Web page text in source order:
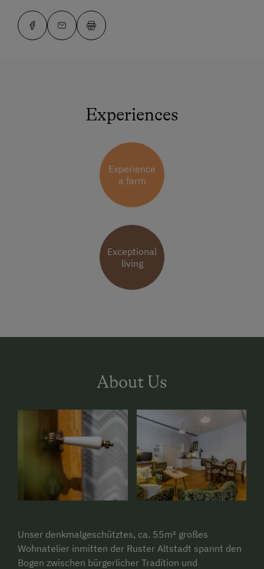
Experiences
Experience
a farm
Exceptional
living
About Us
Unser denkmalgeschütztes, ca. 55m² großes
Wohnatelier inmitten der Ruster Altstadt spannt den
Bogen zwischen bürgerlicher Tradition und